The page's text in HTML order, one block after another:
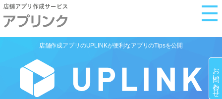
M
お問い合わせ
店舗作成アプリのUPLINKが便利なアプリのTipsを公開